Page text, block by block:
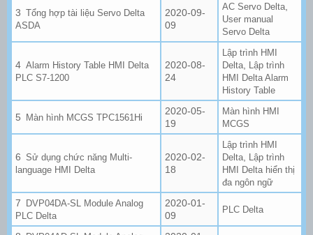
Tổng hợp tài liệu Servo Delta
ASDA
2020-09-
09
AC Servo Delta
User manual
Servo Delta
Alarm History Table HMI Delta
PLC S7-1200
2020-08-
24
Lập trình HMI
Delta
Lập trình
HMI Delta Alarm
History Table
Màn hình MCGS TPC1561Hi
2020-05-
19
Màn hình HMI
MCGS
Sử dụng chức năng Multi-
language HMI Delta
2020-02-
18
Lập trình HMI
Delta
Lập trình
HMI Delta hiển thị
đa ngôn ngữ
DVP04DA-SL Module Analog
PLC Delta
2020-01-
09
PLC Delta